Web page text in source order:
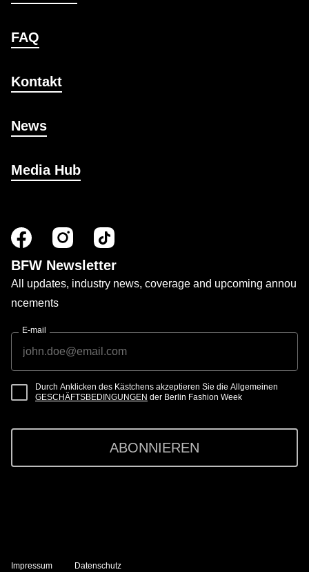
FAQ
Kontakt
News
Media Hub
BFW Newsletter
All updates, industry news, coverage and upcoming annou
ncements
E-mail
Durch Anklicken des Kästchens akzeptieren Sie die Allgemeinen
GESCHÄFTSBEDINGUNGEN der Berlin Fashion Week
ABONNIEREN
Impressum Datenschutz